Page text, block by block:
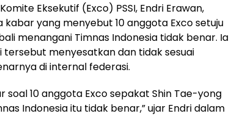
Eksekutif (Exco) PSSI, Endri Erawan,
yang menyebut 10 anggota Exco setuju
menangani Timnas Indonesia tidak benar. Ia
menyesatkan dan tidak sesuai
di internal federasi.
soal 10 anggota Exco sepakat Shin Tae-yong
Indonesia itu tidak benar,” ujar Endri dalam